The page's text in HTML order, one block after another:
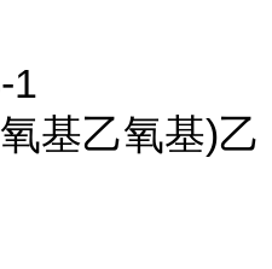
1
基乙氧基)乙